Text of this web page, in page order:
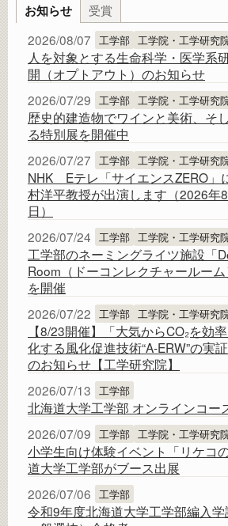
お知らせ 受賞
2026/08/07 工学部 工学院・工学研究
人を対象とする生命科学・医学系
開（オプトアウト）のお知らせ
2026/07/29
工学部 工学院・工学研究
歴史的建造物でワインと美術、そ
る特別展を開催中
2026/07/27
工学部 工学院・工学研究
NHK Eテレ「サイエンスZERO」
村洋平教授が出演します（2026年
日）
2026/07/24
工学部 工学院・工学研究
工学部のネーミングライツ施設「
Room（ドーコンレクチャールー
を開催
2026/07/22
工学部 工学院・工学研究
【8/23開催】「大気からCO₂を効
化する風化促進技術“A-ERW”の実
のお知らせ【工学研究院】
2026/07/13
工学部
北海道大学工学部 オンラインコー
2026/07/09
工学部 工学院・工学研究
小学生向け体験イベント「リケコ
道大学工学部がブース出展
2026/07/06
工学部
令和9年度北海道大学工学部編入学